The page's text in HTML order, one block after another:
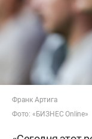
Франк Артига
Фото: «БИЗНЕС Online»